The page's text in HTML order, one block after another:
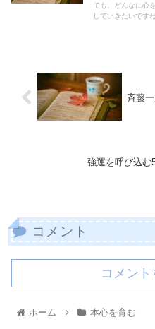
ても、どんなに心
していきたいです
斉藤
強運を呼び込む
コメント
コメン
ホーム 本心を育む